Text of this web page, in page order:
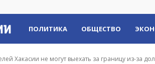
Пульс
Хакасии
ПОЛИТИКА ОБЩЕСТВО
Хакасии не могут выехать за границу из-за